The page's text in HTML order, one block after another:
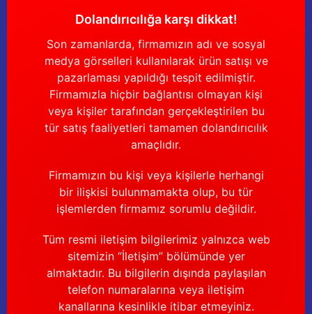
Dolandırıcılığa karşı dikkat!
Son zamanlarda, firmamızın adı ve sosyal
medya görselleri kullanılarak ürün satışı ve
pazarlaması yapıldığı tespit edilmiştir.
Firmamızla hiçbir bağlantısı olmayan kişi
veya kişiler tarafından gerçekleştirilen bu
tür satış faaliyetleri tamamen dolandırıcılık
amaçlıdır.
Firmamızın bu kişi veya kişilerle herhangi
bir ilişkisi bulunmamakta olup, bu tür
işlemlerden firmamız sorumlu değildir.
Tüm resmi iletişim bilgilerimiz yalnızca web
sitemizin “İletişim” bölümünde yer
almaktadır. Bu bilgilerin dışında paylaşılan
telefon numaralarına veya iletişim
kanallarına kesinlikle itibar etmeyiniz.